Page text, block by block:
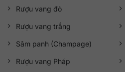
Rượu vang đỏ
Rượu vang trắng
Sâm panh (Champage)
Rượu vang Pháp